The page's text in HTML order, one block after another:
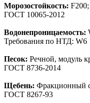
Морозостойкость:
ГОСТ 10065-2012
Водонепроницаемость:
Требования по НТД: W6
Песок: Речной, модуль
ГОСТ 8736-2014
Щебень: Фракционный
ГОСТ 8267-93